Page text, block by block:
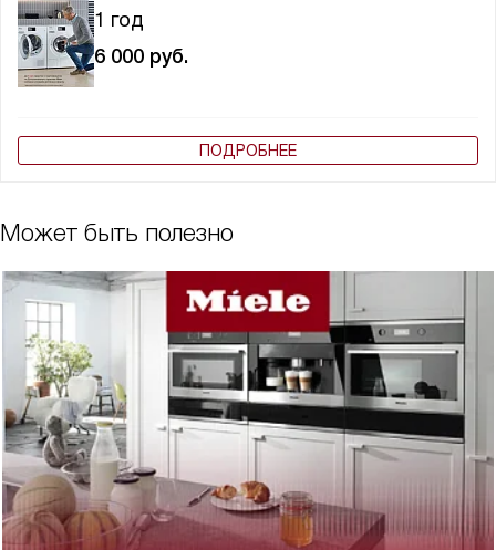
1 год
6 000 руб.
ПОДРОБНЕЕ
Может быть полезно